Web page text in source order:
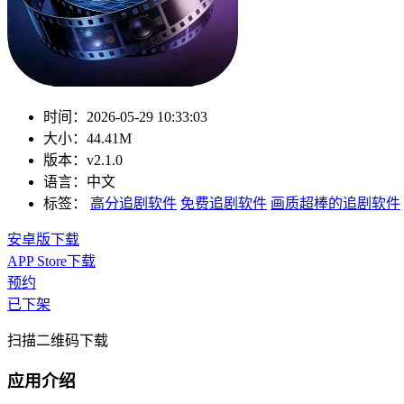
时间： 2026-05-29 10:33:03
大小： 44.41M
版本： v2.1.0
语言： 中文
标签：
高分追剧软件 免费追剧软件 画质超棒的追剧软件
安卓版下载
APP Store下载
预约
已下架
扫描二维码下载
应用介绍